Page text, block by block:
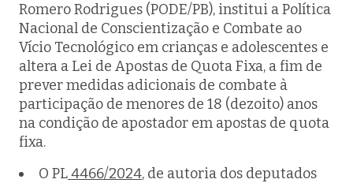
Romero Rodrigues (PODE/PB), institui a Política
Nacional de Conscientização e Combate ao
Vício Tecnológico em crianças e adolescentes e
altera a Lei de Apostas de Quota Fixa, a fim de
prever medidas adicionais de combate à
participação de menores de 18 (dezoito) anos
na condição de apostador em apostas de quota
fixa.
O PL4466/2024, de autoria dos deputados